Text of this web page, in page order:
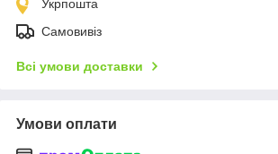
Укрпошта
Самовивіз
Всі умови доставки
Умови оплати